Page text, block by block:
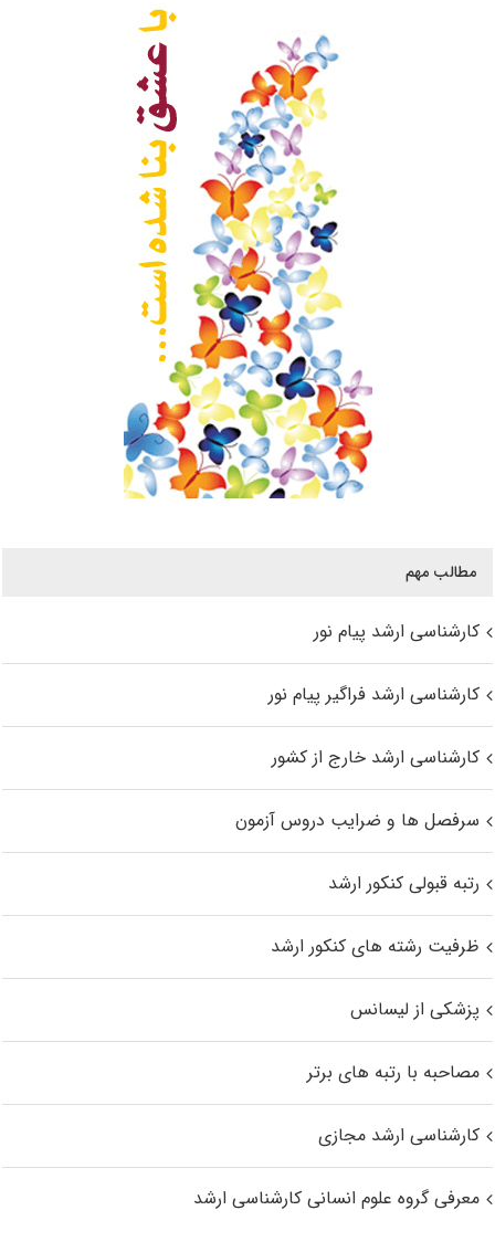
مطالب مهم
کارشناسی ارشد پیام نور
کارشناسی ارشد فراگیر پیام نور
کارشناسی ارشد خارج از کشور
سرفصل ها و ضرایب دروس آزمون
رتبه قبولی کنکور ارشد
ظرفیت رشته های کنکور ارشد
پزشکی از لیسانس
مصاحبه با رتبه های برتر
کارشناسی ارشد مجازی
معرفی گروه علوم انسانی کارشناسی ارشد